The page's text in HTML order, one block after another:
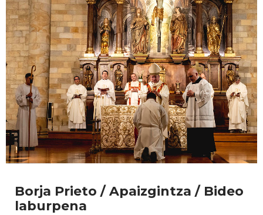
Borja Prieto / Apaizgintza / Bideo
laburpena